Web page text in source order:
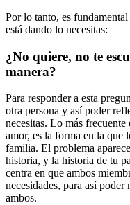
Por lo tanto, es
está dando lo necesitas:
¿No quiere, no te
manera?
Para responder a esta
otra persona y así poder
necesitas. Lo más frecuente
amor, es la forma en la que
familia. El problema
historia, y la historia de tu
centra en que ambos
necesidades, para así
ambos.